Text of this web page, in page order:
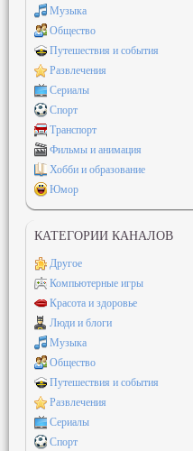
Музыка
Общество
Путешествия и события
Развлечения
Сериалы
Спорт
Транспорт
Фильмы и анимация
Хобби и образование
Юмор
КАТЕГОРИИ КАНАЛОВ
Другое
Компьютерные игры
Красота и здоровье
Люди и блоги
Музыка
Общество
Путешествия и события
Развлечения
Сериалы
Спорт